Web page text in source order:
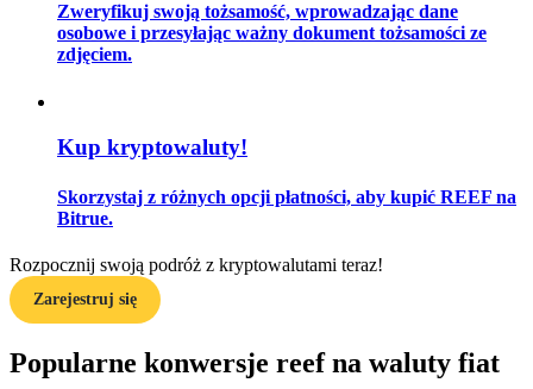
Strategie handlowe
Dowiedz się, jak zachować rentowność
Zweryfikuj swoją tożsamość, wprowadzając dane
osobowe i przesyłając ważny dokument tożsamości ze
zdjęciem.
Kup kryptowaluty!
Skorzystaj z różnych opcji płatności, aby kupić REEF na
Bitrue.
Rozpocznij swoją podróż z kryptowalutami teraz!
Zarejestruj się
Popularne konwersje reef na waluty fiat